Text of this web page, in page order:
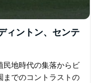
ィントン、センテ
民地時代の集落からビ
までのコントラストの